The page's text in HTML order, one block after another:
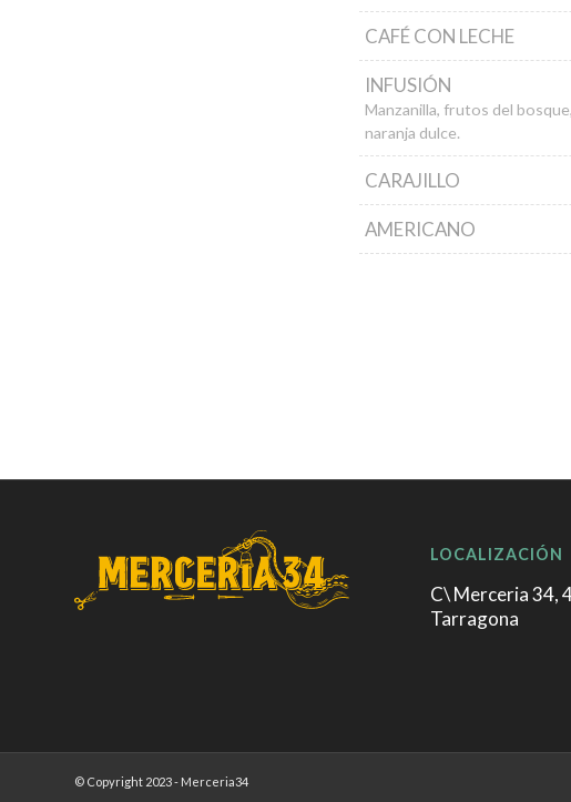
CAFÉ CON LECHE
INFUSIÓN
Manzanilla, frutos del
naranja dulce.
CARAJILLO
AMERICANO
LOCALIZACIÓN
C\ Merceria 34,
Tarragona
© Copyright 2023 - Merceria34